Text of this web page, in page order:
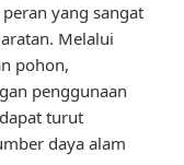
yang sangat
Melalui
pohon,
penggunaan
turut
daya alam